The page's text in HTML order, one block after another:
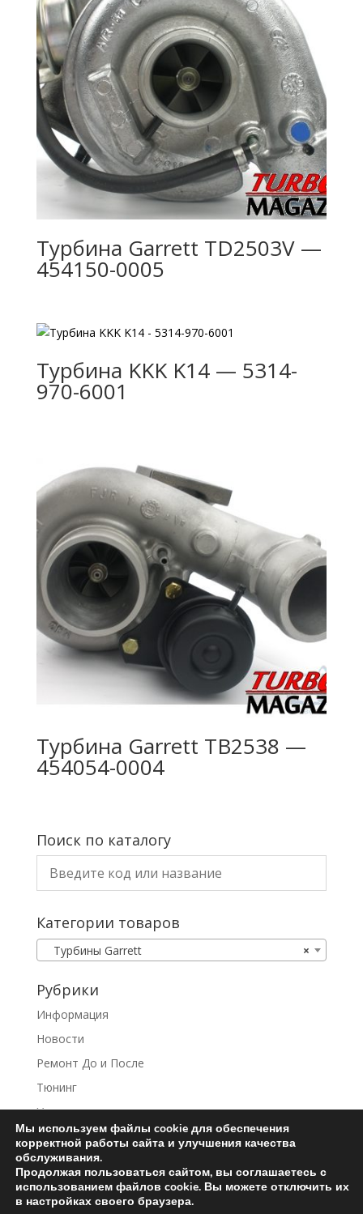
Турбина Garrett TD2503V —
454150-0005
Турбина KKK K14 — 5314-
970-6001
Турбина Garrett TB2538 —
454054-0004
Поиск по каталогу
Категории товаров
×
Турбины Garrett
Рубрики
Информация
Новости
Ремонт До и После
Тюнинг
Услуги
Ремонт турбин
Контакты
Пользовательское соглашение
Мы используем файлы cookie для обеспечения
корректной работы сайта и улучшения качества
обслуживания.
Продолжая пользоваться сайтом, вы соглашаетесь с
использованием файлов cookie. Вы можете отключить их
в настройках своего браузера.